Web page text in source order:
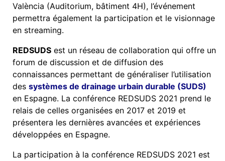
València (Auditorium, bâtiment 4H), l’événement
permettra également la participation et le visionnage
en streaming.
REDSUDS est un réseau de collaboration qui offre un
forum de discussion et de diffusion des
connaissances permettant de généraliser l’utilisation
des systèmes de drainage urbain durable (SUDS)
en Espagne. La conférence REDSUDS 2021 prend le
relais de celles organisées en 2017 et 2019 et
présentera les dernières avancées et expériences
développées en Espagne.
La participation à la conférence REDSUDS 2021 est